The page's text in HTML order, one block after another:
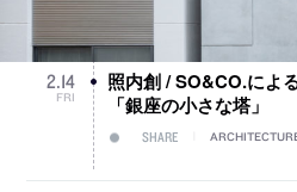
2.14
FRI
照内創 / SO&CO.によ
「銀座の小さな塔」
SHARE